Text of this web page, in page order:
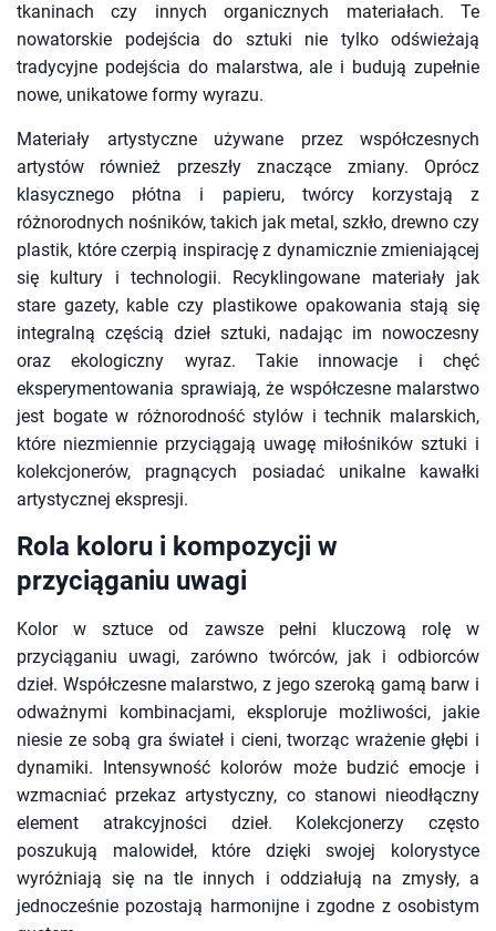
tkaninach czy innych organicznych materiałach. Te
nowatorskie podejścia do sztuki nie tylko odświeżają
tradycyjne podejścia do malarstwa, ale i budują zupełnie
nowe, unikatowe formy wyrazu.
Materiały artystyczne używane przez współczesnych
artystów również przeszły znaczące zmiany. Oprócz
klasycznego płótna i papieru, twórcy korzystają z
różnorodnych nośników, takich jak metal, szkło, drewno czy
plastik, które czerpią inspirację z dynamicznie zmieniającej
się kultury i technologii. Recyklingowane materiały jak
stare gazety, kable czy plastikowe opakowania stają się
integralną częścią dzieł sztuki, nadając im nowoczesny
oraz ekologiczny wyraz. Takie innowacje i chęć
eksperymentowania sprawiają, że współczesne malarstwo
jest bogate w różnorodność stylów i technik malarskich,
które niezmiennie przyciągają uwagę miłośników sztuki i
kolekcjonerów, pragnących posiadać unikalne kawałki
artystycznej ekspresji.
Rola koloru i kompozycji w
przyciąganiu uwagi
Kolor w sztuce od zawsze pełni kluczową rolę w
przyciąganiu uwagi, zarówno twórców, jak i odbiorców
dzieł. Współczesne malarstwo, z jego szeroką gamą barw i
odważnymi kombinacjami, eksploruje możliwości, jakie
niesie ze sobą gra świateł i cieni, tworząc wrażenie głębi i
dynamiki. Intensywność kolorów może budzić emocje i
wzmacniać przekaz artystyczny, co stanowi nieodłączny
element atrakcyjności dzieł. Kolekcjonerzy często
poszukują malowideł, które dzięki swojej kolorystyce
wyróżniają się na tle innych i oddziałują na zmysły, a
jednocześnie pozostają harmonijne i zgodne z osobistym